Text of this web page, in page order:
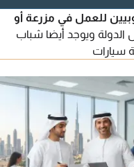
للعمل في مزرعة أو
الدولة ويوجد أيضا شباب
سيارات